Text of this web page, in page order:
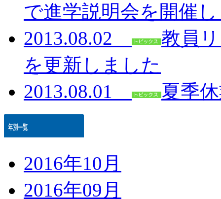
で進学説明会を開催
2013.08.02
教員
を更新しました
2013.08.01
夏季
2016年10月
2016年09月